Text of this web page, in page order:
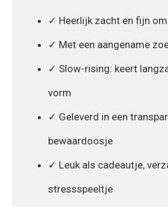
✓ Heerlijk zacht en fijn
✓ Met een aangename
✓ Slow-rising: keert
vorm
✓ Geleverd in een
bewaardoosje
✓ Leuk als cadeautje,
stressspeeltje